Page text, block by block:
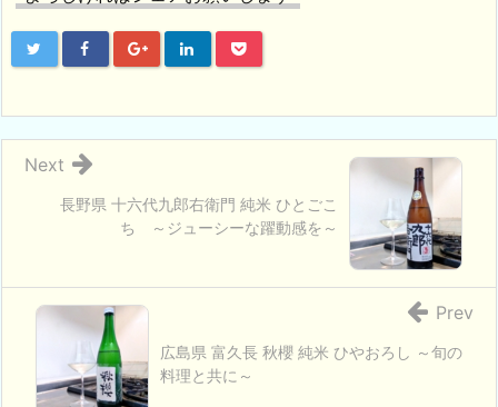
長野県 十六代九郎右衛門 純米 ひとごこ
ち ～ジューシーな躍動感を～
Next
広島県 富久長 秋櫻 純米 ひやおろし ～旬の
料理と共に～
Prev